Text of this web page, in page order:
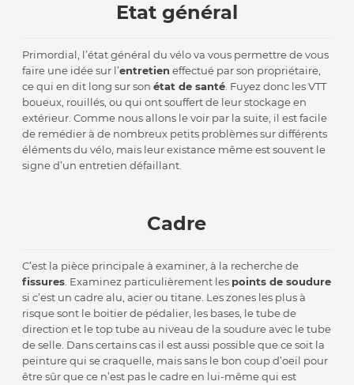
Etat général
Primordial, l’état général du vélo va vous permettre de vous
faire une idée sur l’entretien effectué par son propriétaire,
ce qui en dit long sur sonétat de santé. Fuyez donc les VTT
boueux, rouillés, ou qui ont souffert de leur stockage en
extérieur. Comme nous allons le voir par la suite, il est facile
de remédier à de nombreux petits problèmes sur différents
éléments du vélo, mais leur existance même est souvent le
signe d’un entretien défaillant.
Cadre
C’est la pièce principale à examiner, à la recherche de
fissures. Examinez particulièrement les points de soudure
si c’est un cadre alu, acier ou titane. Les zones les plus à
risque sont le boitier de pédalier, les bases, le tube de
direction et le top tube au niveau de la soudure avec le tube
de selle. Dans certains cas il est aussi possible que ce soit la
peinture qui se craquelle, mais sans le bon coup d’oeil pour
être sûr que ce n’est pas le cadre en lui-même qui est